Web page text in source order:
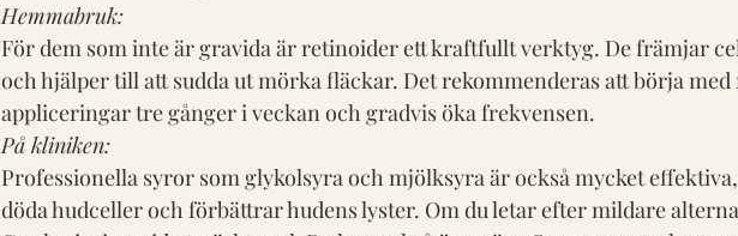
Hemmabruk:
För dem som inte är gravida är retinoider ett kraftfullt verktyg. De främjar
och hjälper till att sudda ut mörka fläckar. Det rekommenderas att börja med
appliceringar tre gånger i veckan och gradvis öka frekvensen.
På kliniken:
Professionella syror som glykolsyra och mjölksyra är också mycket
döda hudceller och förbättrar hudens lyster. Om du letar efter mildare